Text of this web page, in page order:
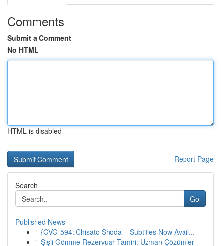
Comments
Submit a Comment
No HTML
HTML is disabled
Report Page
Search
Go
Published News
1 {GVG-594: Chisato Shoda – Subtitles Now Avail...
1 Şişli Gömme Rezervuar Tamiri: Uzman Çözümler